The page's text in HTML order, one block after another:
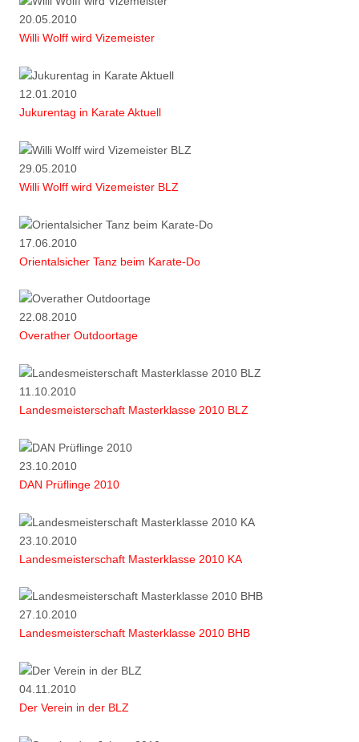
20.05.2010
Willi Wolff wird Vizemeister
12.01.2010
Jukurentag in Karate Aktuell
29.05.2010
Willi Wolff wird Vizemeister BLZ
17.06.2010
Orientalsicher Tanz beim Karate-Do
22.08.2010
Overather Outdoortage
11.10.2010
Landesmeisterschaft Masterklasse 2010 BLZ
23.10.2010
DAN Prüflinge 2010
23.10.2010
Landesmeisterschaft Masterklasse 2010 KA
27.10.2010
Landesmeisterschaft Masterklasse 2010 BHB
04.11.2010
Der Verein in der BLZ